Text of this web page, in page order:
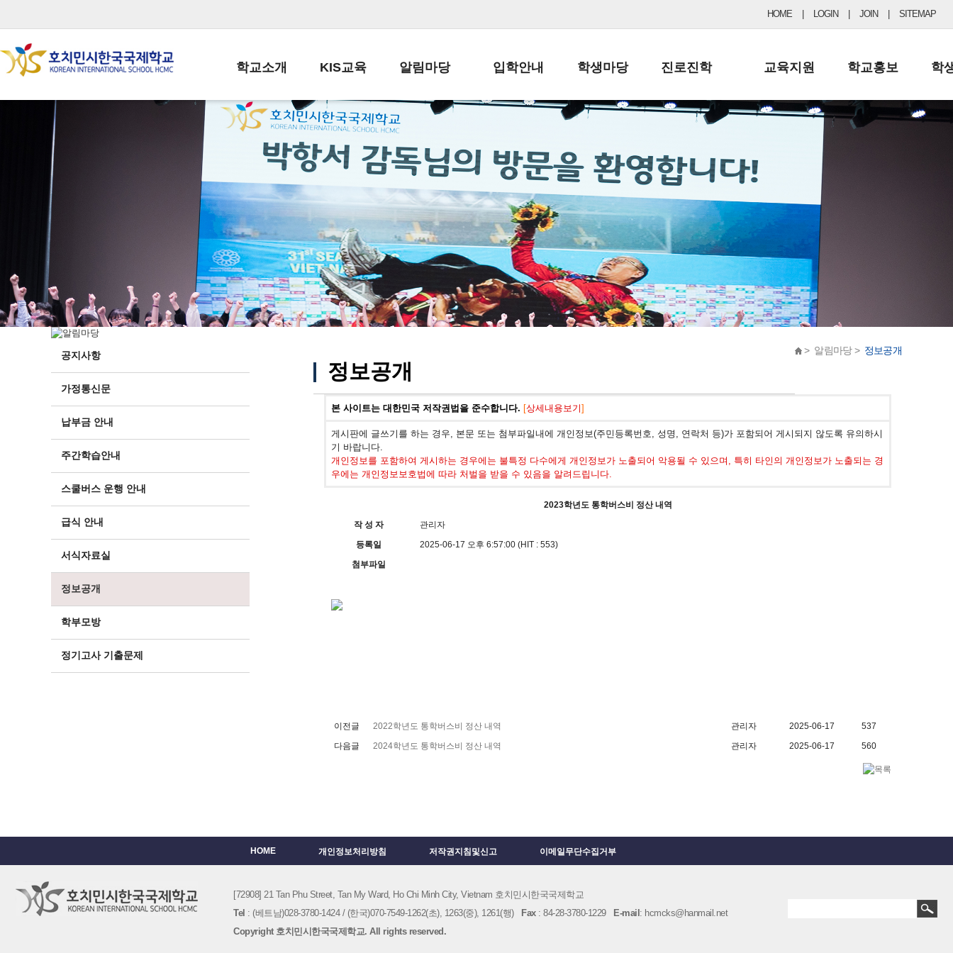
HOME LOGIN JOIN SITEMAP
학교소개
학교장인사말
학교상징
학교연혁
교직원현황
학생현황
위치/전화
전경사진
KIS교육
교육목표
학사일정
일과시간표
성과평가자료
알림마당
공지사항
납부금 안내
스쿨버스 운행 안내
급식안내
서식자료실
학부모방
정기고사 기출문제
입학안내
전-편입 서류양식
입학금/수업료
교복구입안내
학생마당
학생생활규정
학교신문
자율진로동아리
유초등 소식지
진로진학
공지사항 및 입시자료
드림레터
교육지원
행정실
학교운영위원회
학교건축기금
학교홍보
보도자료
학
공지사항
가정통신문
납부금 안내
주간학습안내
스쿨버스 운행 안내
급식 안내
서식자료실
정보공개
학부모방
정기고사 기출문제
> 알림마당 > 정보공개
정보공개
본 사이트는 대한민국 저작권법을 준수합니다. [상세내용보기]
게시판에 글쓰기를 하는 경우, 본문 또는 첨부파일내에 개인정보(주민등록번호, 성명, 연락처 등)가 포함되어 게시되지 않도록 유의하시
기 바랍니다.
개인정보를 포함하여 게시하는 경우에는 불특정 다수에게 개인정보가 노출되어 악용될 수 있으며, 특히 타인의 개인정보가 노출되는 경
우에는 개인정보보호법에 따라 처벌을 받을 수 있음을 알려드립니다.
2023학년도 통학버스비 정산 내역
작 성 자
관리자
등록일
2025-06-17 오후 6:57:00 (HIT : 553)
첨부파일
이전글 2022학년도 통학버스비 정산 내역 관리자 2025-06-17
537
다음글
2024학년도 통학버스비 정산 내역 관리자 2025-06-17 560
HOME 개인정보처리방침 저작권지침및신고 이메일무단수집거부
[72908] 21 Tan Phu Street, Tan My Ward, Ho Chi Minh City, Vietnam 호치민시한국국제학교
Tel : (베트남)028-3780-1424 / (한국)070-7549-1262(초), 1263(중), 1261(행) Fax: 84-28-3780-1229 E-mail : hcmcks@hanmail.net
Copyright 호치민시한국국제학교. All rights reserved.